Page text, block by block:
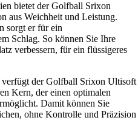
bietet der Golfball Srixon
aus Weichheit und Leistung.
sorgt er für ein
Schlag. So können Sie Ihre
verbessern, für ein flüssigeres
der Golfball Srixon Ultisoft
Kern, der einen optimalen
Damit können Sie
ohne Kontrolle und Präzision